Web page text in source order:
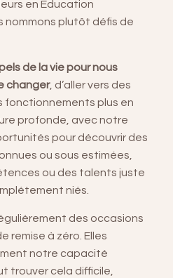
en Education
nommons plutôt défis de
de la vie pour nous
changer, d’aller vers des
plus en
profonde, avec notre
pour découvrir des
ou sous estimées,
ou des talents juste
niés.
des occasions
remise à zéro. Elles
notre capacité
trouver cela difficile,